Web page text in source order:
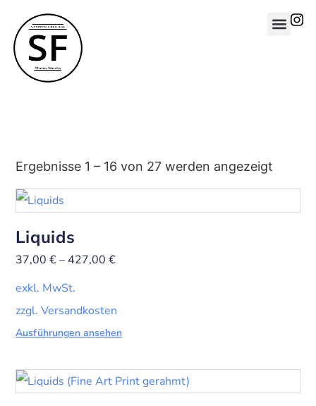
Ergebnisse 1 – 16 von 27 werden angezeigt
Liquids
37,00€– 427,00€
exkl. MwSt.
zzgl. Versandkosten
Ausführungen ansehen